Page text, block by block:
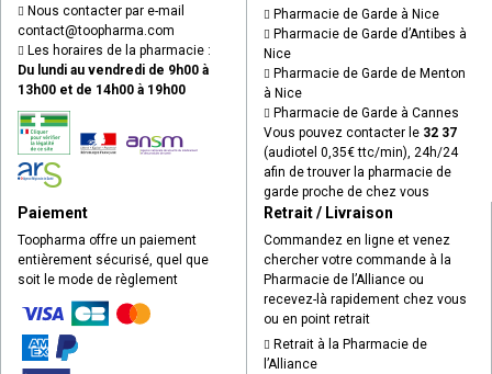
Nous contacter par e-mail
contact@toopharma.com
Les horaires de la pharmacie :
Du lundi au vendredi de 9h00 à
13h00 et de 14h00 à 19h00
Pharmacie de Garde à Nice
Pharmacie de Garde d’Antibes à
Nice
Pharmacie de Garde de Menton
à Nice
Pharmacie de Garde à Cannes
Vous pouvez contacter le 32 37
(audiotel 0,35€ ttc/min), 24h/24
afin de trouver la pharmacie de
garde proche de chez vous
Paiement
Toopharma offre un paiement
entièrement sécurisé, quel que
soit le mode de règlement
Retrait / Livraison
Commandez en ligne et venez
chercher votre commande à la
Pharmacie de l’Alliance ou
recevez-là rapidement chez vous
ou en point retrait
Retrait à la Pharmacie de
l’Alliance